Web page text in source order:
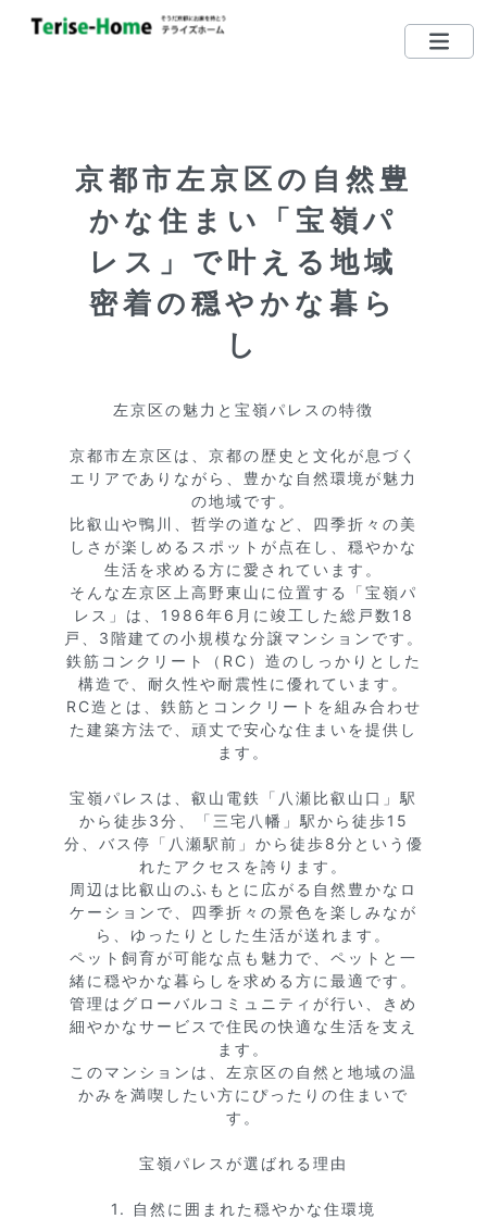
定休日：毎週水曜日 （日・祝日営業しています）
左京区で買いたい
左京区で売りたい
無料相談する
リクエスト登録
京都市左京区の自然豊
かな住まい「宝嶺パ
レス」で叶える地域
密着の穏やかな暮ら
し
左京区の魅力と宝嶺パレスの特徴
京都市左京区は、京都の歴史と文化が息づく
エリアでありながら、豊かな自然環境が魅力
の地域です。
比叡山や鴨川、哲学の道など、四季折々の美
しさが楽しめるスポットが点在し、穏やかな
生活を求める方に愛されています。
そんな左京区上高野東山に位置する「宝嶺パ
レス」は、1986年6月に竣工した総戸数18
戸、3階建ての小規模な分譲マンションです。
鉄筋コンクリート（RC）造のしっかりとした
構造で、耐久性や耐震性に優れています。
RC造とは、鉄筋とコンクリートを組み合わせ
た建築方法で、頑丈で安心な住まいを提供し
ます。
宝嶺パレスは、叡山電鉄「八瀬比叡山口」駅
から徒歩3分、「三宅八幡」駅から徒歩15
分、バス停「八瀬駅前」から徒歩8分という優
れたアクセスを誇ります。
周辺は比叡山のふもとに広がる自然豊かなロ
ケーションで、四季折々の景色を楽しみなが
ら、ゆったりとした生活が送れます。
ペット飼育が可能な点も魅力で、ペットと一
緒に穏やかな暮らしを求める方に最適です。
管理はグローバルコミュニティが行い、きめ
細やかなサービスで住民の快適な生活を支え
ます。
このマンションは、左京区の自然と地域の温
かみを満喫したい方にぴったりの住まいで
す。
宝嶺パレスが選ばれる理由
1. 自然に囲まれた穏やかな住環境